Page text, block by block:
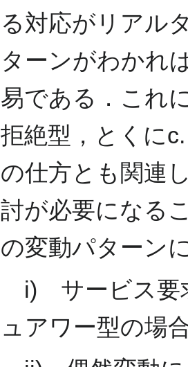
る対応がリアル
ターンがわかれ
易である．これ
拒絶型，とくに
の仕方とも関連
討が必要になる
の変動パターン
i) サービス要
ュアワー型の場